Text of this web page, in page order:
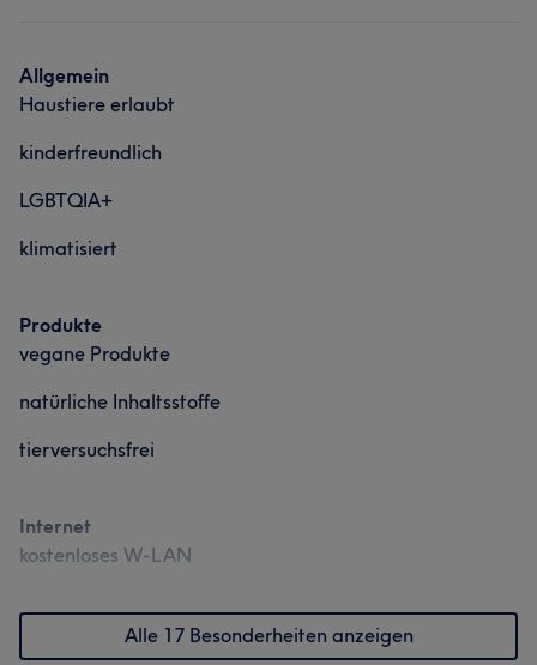
Allgemein
Haustiere erlaubt
kinderfreundlich
LGBTQIA+
klimatisiert
Produkte
vegane Produkte
natürliche Inhaltsstoffe
tierversuchsfrei
Internet
kostenloses W-LAN
Alle 17 Besonderheiten anzeigen